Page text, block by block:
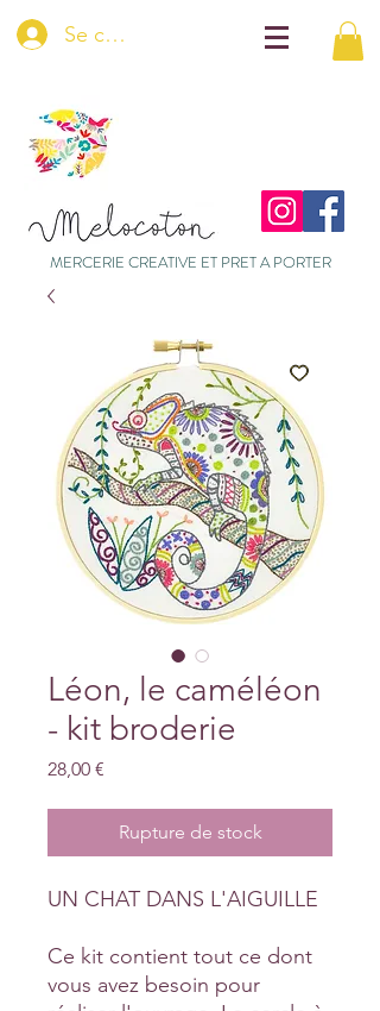
Se connecter
MERCERIE CREATIVE ET PRET A PORTER
Léon, le caméléon
- kit broderie
28,00 €
Rupture de stock
UN CHAT DANS L'AIGUILLE
Ce kit contient tout ce dont
vous avez besoin pour